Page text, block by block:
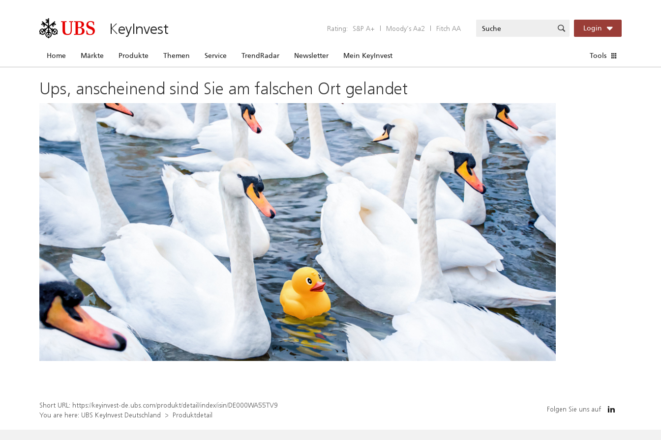
KeyInvest Rating: S&P A+ | Moody’s Aa2 | Fitch AA Login
Home Märkte Produkte Themen Service TrendRadar Newsletter Mein KeyInvest Tools
Ups, anscheinend sind Sie am falschen Ort gelandet
Short URL: https://keyinvest-de.ubs.com/produkt/detail/index/isin/DE000WA55TV9
You are here: UBS KeyInvest Deutschland Produktdetail
Folgen Sie uns auf